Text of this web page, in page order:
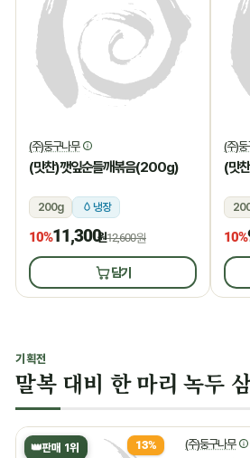
(주)둥구나무
(맛찬)깻잎순들깨볶음(200g)
200g 냉장
10%11,300원12,600원
담기
(주)
(맛
10%
기획전
말복 대비 한 마리 녹두
👑판매 1위 13% (주)둥구나무